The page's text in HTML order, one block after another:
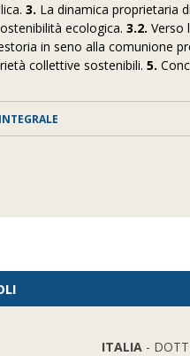
3. La dinamica proprietaria
ecologica.3.2. Verso
in seno alla comunione
collettive sostenibili.5.
ITALIA -